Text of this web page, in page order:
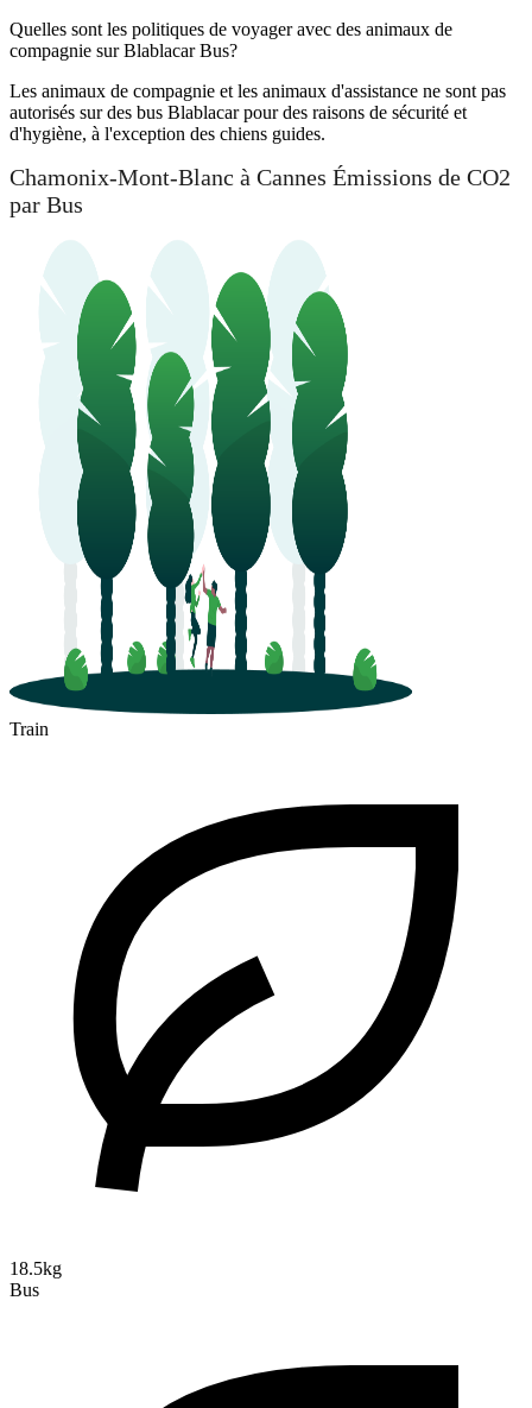
Quelles sont les politiques de voyager avec des animaux de
compagnie sur Blablacar Bus?
Les animaux de compagnie et les animaux d'assistance ne sont pas
autorisés sur des bus Blablacar pour des raisons de sécurité et
d'hygiène, à l'exception des chiens guides.
Chamonix-Mont-Blanc à Cannes Émissions de CO2
par Bus
Train
18.5kg
Bus